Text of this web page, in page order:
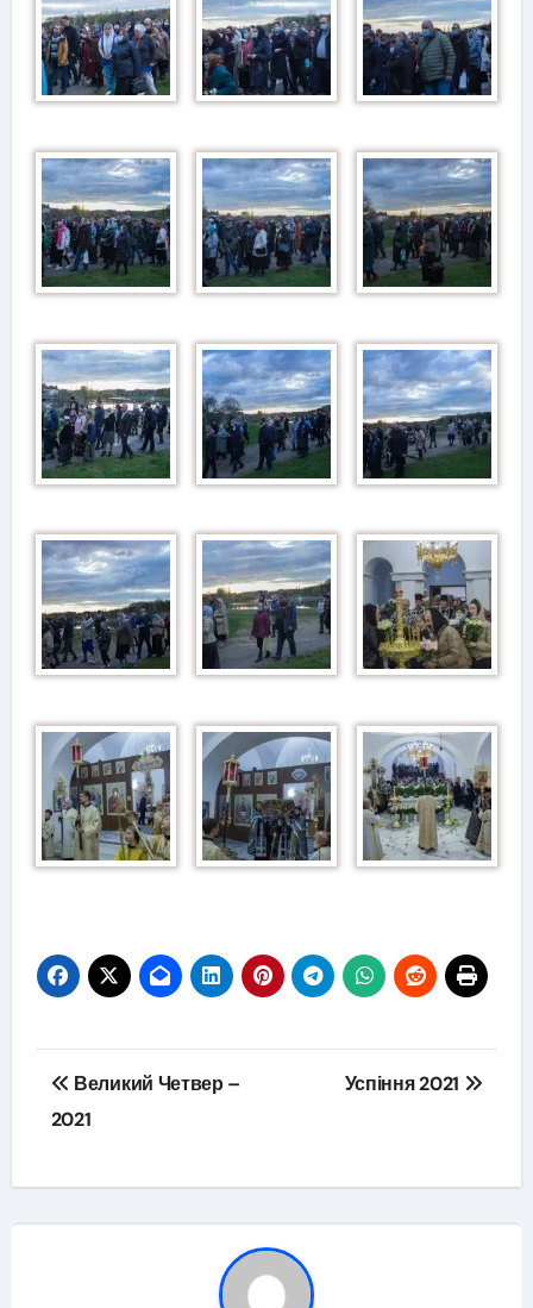
Навігація
записів
Великий Четвер –
2021
Успіння 2021